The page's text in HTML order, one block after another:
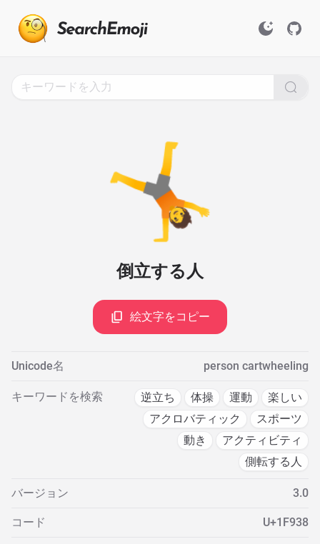
🤸
倒立する人
絵文字をコピー
Unicode名 person cartwheeling
キーワードを検索 逆立ち 体操 運動
楽しい
アクロバティック
スポーツ
動き
アクティビティ
側転する人
バージョン 3.0
コード U+1F938